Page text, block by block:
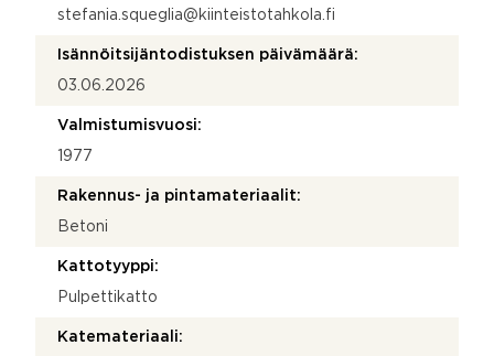
stefania.squeglia@kiinteistotahkola.fi
Isännöitsijäntodistuksen päivämäärä:
03.06.2026
Valmistumisvuosi:
1977
Rakennus- ja pintamateriaalit:
Betoni
Kattotyyppi:
Pulpettikatto
Katemateriaali: